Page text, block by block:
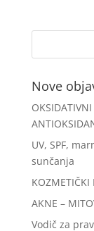
Nove
UV, SPF,
sunčanja
KOZMETIČKI
AKNE –
Vodič za